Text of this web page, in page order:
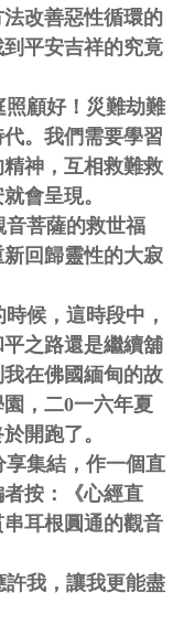
改善惡性循環的
平安吉祥的究竟
顧好！災難劫難
。我們需要學習
神，互相救難救
會呈現。
菩薩的救世福
回歸靈性的大寂
候，這時段中，
之路還是繼續舖
在佛國緬甸的故
，二0一六年夏
開跑了。
集結，作一個直
按：《心經直
耳根圓通的觀音
我，讓我更能盡